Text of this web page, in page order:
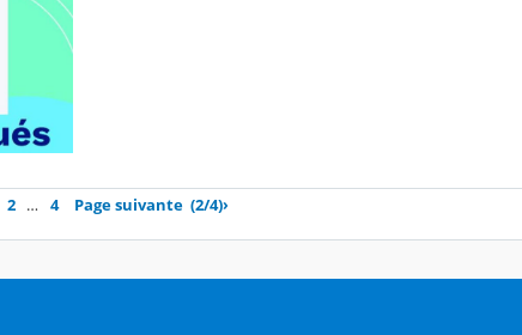
2 … 4 Page suivante (2/4)›